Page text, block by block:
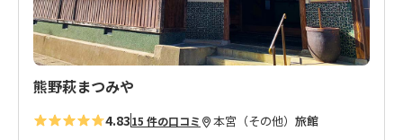
熊野萩まつみや
4.8315 件の口コミ 本宮（その他） 旅館